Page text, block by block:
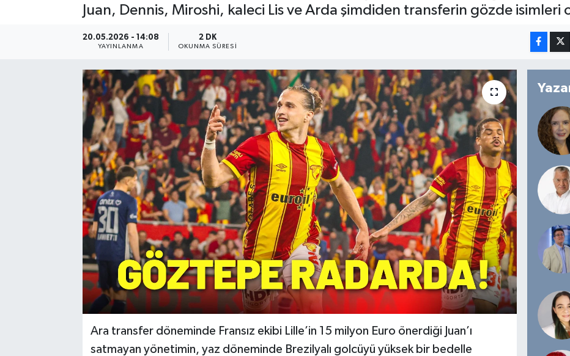
Juan, Dennis, Miroshi, kaleci Lis ve Arda şimdiden transferin gözde isimleri
20.05.2026 - 14:08
YAYINLANMA
2 DK
OKUNMA SÜRESI
Ara transfer döneminde Fransız ekibi Lille’in 15 milyon Euro önerdiği Juan’ı
satmayan yönetimin, yaz döneminde Brezilyalı golcüyü yüksek bir bedelle